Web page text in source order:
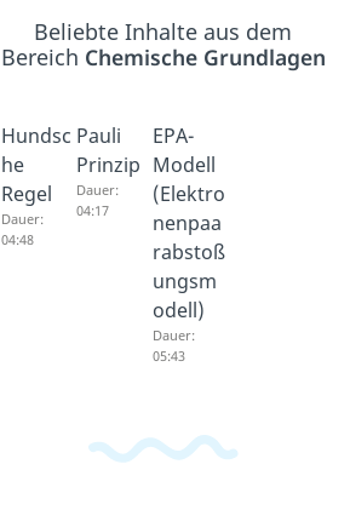
Beliebte Inhalte aus dem
Bereich Chemische Grundlagen
Hundsc
he
Regel
Dauer:
04:48
Pauli
Prinzip
Dauer:
04:17
EPA-
Modell
(Elektro
nenpaa
rabstoß
ungsm
odell)
Dauer:
05:43